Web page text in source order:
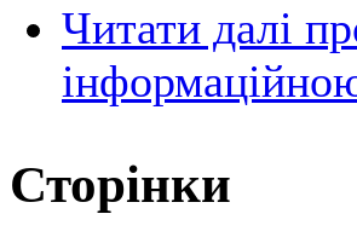
Читати далі
Сторінки